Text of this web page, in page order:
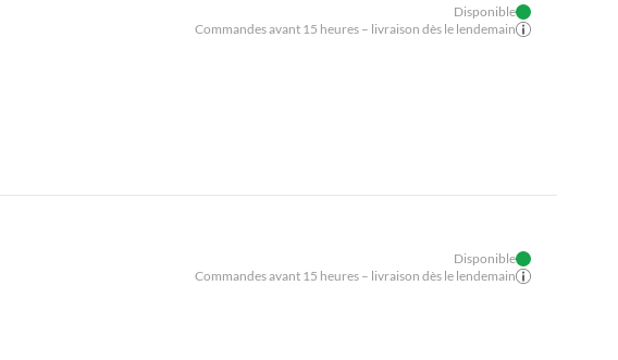
Disponible
Commandes avant 15 heures – livraison dès le lendemain
Disponible
Commandes avant 15 heures – livraison dès le lendemain